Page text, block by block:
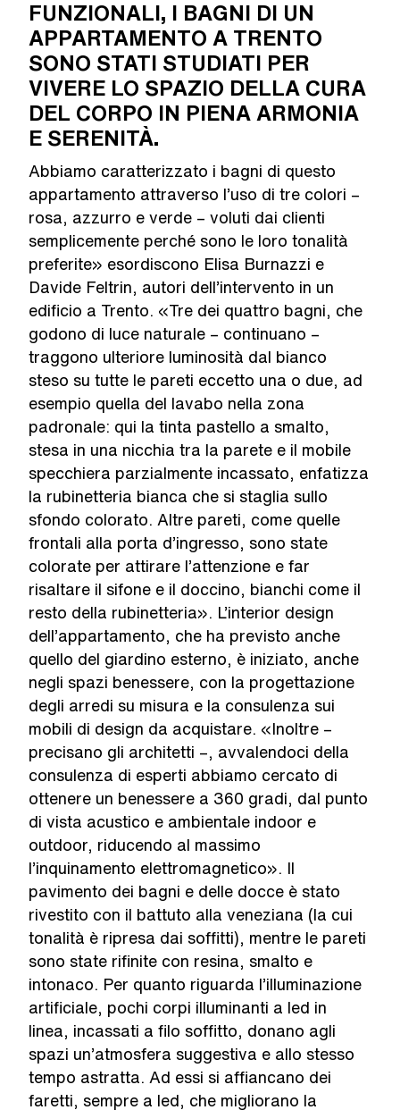
FUNZIONALI, I BAGNI DI UN
APPARTAMENTO A TRENTO
SONO STATI STUDIATI PER
VIVERE LO SPAZIO DELLA CURA
DEL CORPO IN PIENA ARMONIA
E SERENITÀ.
Abbiamo caratterizzato i bagni di questo
appartamento attraverso l’uso di tre colori –
rosa, azzurro e verde – voluti dai clienti
semplicemente perché sono le loro tonalità
preferite» esordiscono Elisa Burnazzi e
Davide Feltrin, autori dell’intervento in un
edificio a Trento. «Tre dei quattro bagni, che
godono di luce naturale – continuano –
traggono ulteriore luminosità dal bianco
steso su tutte le pareti eccetto una o due, ad
esempio quella del lavabo nella zona
padronale: qui la tinta pastello a smalto,
stesa in una nicchia tra la parete e il mobile
specchiera parzialmente incassato, enfatizza
la rubinetteria bianca che si staglia sullo
sfondo colorato. Altre pareti, come quelle
frontali alla porta d’ingresso, sono state
colorate per attirare l’attenzione e far
risaltare il sifone e il doccino, bianchi come il
resto della rubinetteria». L’interior design
dell’appartamento, che ha previsto anche
quello del giardino esterno, è iniziato, anche
negli spazi benessere, con la progettazione
degli arredi su misura e la consulenza sui
mobili di design da acquistare. «Inoltre –
precisano gli architetti –, avvalendoci della
consulenza di esperti abbiamo cercato di
ottenere un benessere a 360 gradi, dal punto
di vista acustico e ambientale indoor e
outdoor, riducendo al massimo
l’inquinamento elettromagnetico». Il
pavimento dei bagni e delle docce è stato
rivestito con il battuto alla veneziana (la cui
tonalità è ripresa dai soffitti), mentre le pareti
sono state rifinite con resina, smalto e
intonaco. Per quanto riguarda l’illuminazione
artificiale, pochi corpi illuminanti a led in
linea, incassati a filo soffitto, donano agli
spazi un’atmosfera suggestiva e allo stesso
tempo astratta. Ad essi si affiancano dei
faretti, sempre a led, che migliorano la